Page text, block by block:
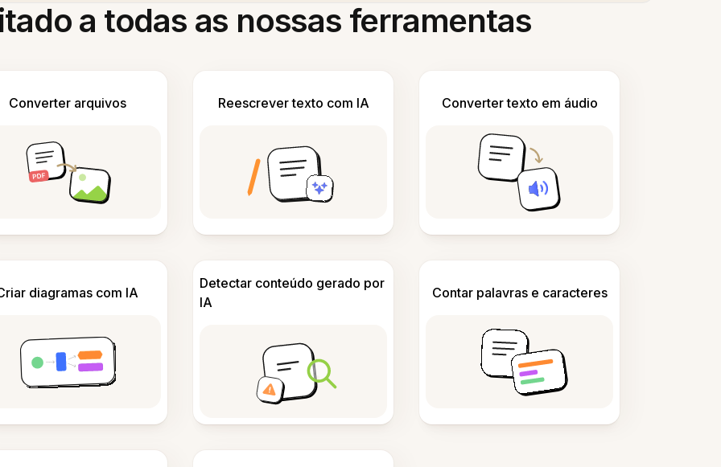
a todas as nossas ferramentas
Converter arquivos Reescrever texto com IA Converter texto em áudio
diagramas com IA
Detectar conteúdo gerado por
IA
Contar palavras e caracteres